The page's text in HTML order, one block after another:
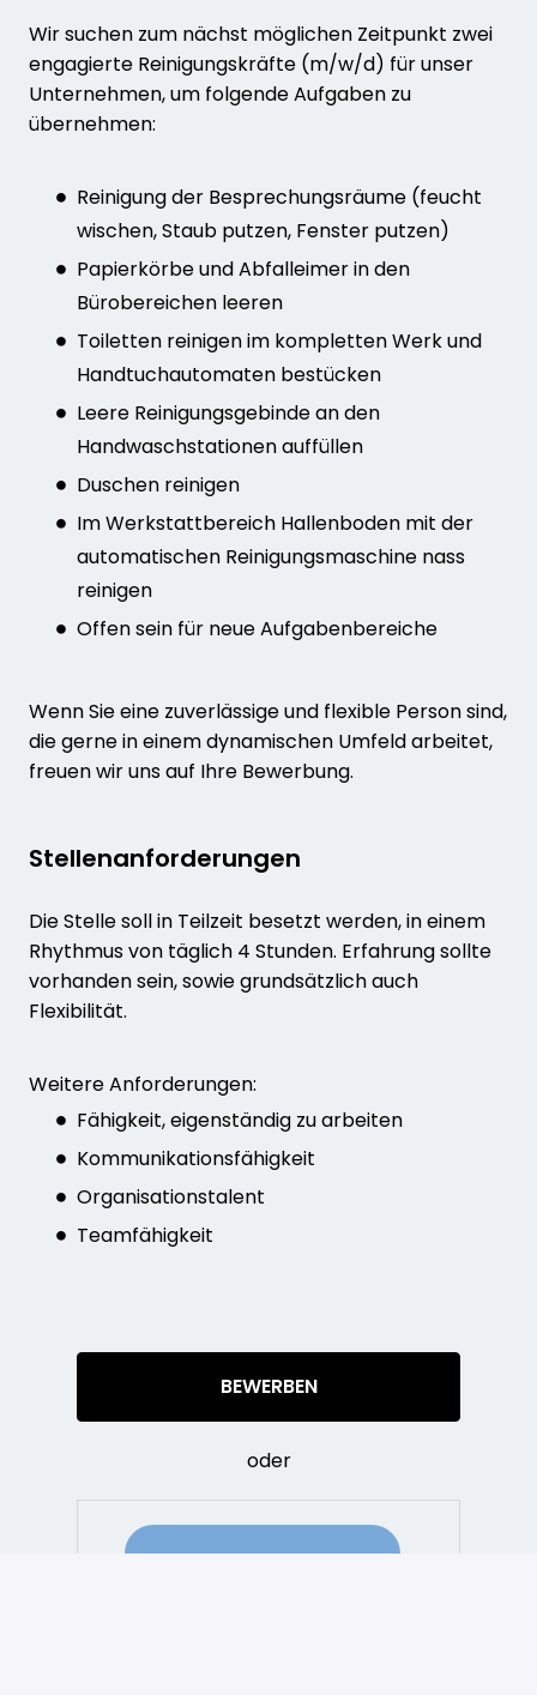
Wir suchen zum nächst möglichen Zeitpunkt zwei
engagierte Reinigungskräfte (m/w/d) für unser
Unternehmen, um folgende Aufgaben zu
übernehmen:
Reinigung der Besprechungsräume (feucht
wischen, Staub putzen, Fenster putzen)
Papierkörbe und Abfalleimer in den
Bürobereichen leeren
Toiletten reinigen im kompletten Werk und
Handtuchautomaten bestücken
Leere Reinigungsgebinde an den
Handwaschstationen auffüllen
Duschen reinigen
Im Werkstattbereich Hallenboden mit der
automatischen Reinigungsmaschine nass
reinigen
Offen sein für neue Aufgabenbereiche
Wenn Sie eine zuverlässige und flexible Person sind,
die gerne in einem dynamischen Umfeld arbeitet,
freuen wir uns auf Ihre Bewerbung.
Stellenanforderungen
Die Stelle soll in Teilzeit besetzt werden, in einem
Rhythmus von täglich 4 Stunden. Erfahrung sollte
vorhanden sein, sowie grundsätzlich auch
Flexibilität.
Weitere Anforderungen:
Fähigkeit, eigenständig zu arbeiten
Kommunikationsfähigkeit
Organisationstalent
Teamfähigkeit
BEWERBEN
oder